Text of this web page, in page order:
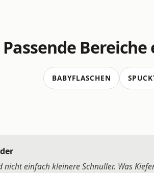
Passende
BABYFLASCHEN
nicht einfach kleinere Schnuller. Was